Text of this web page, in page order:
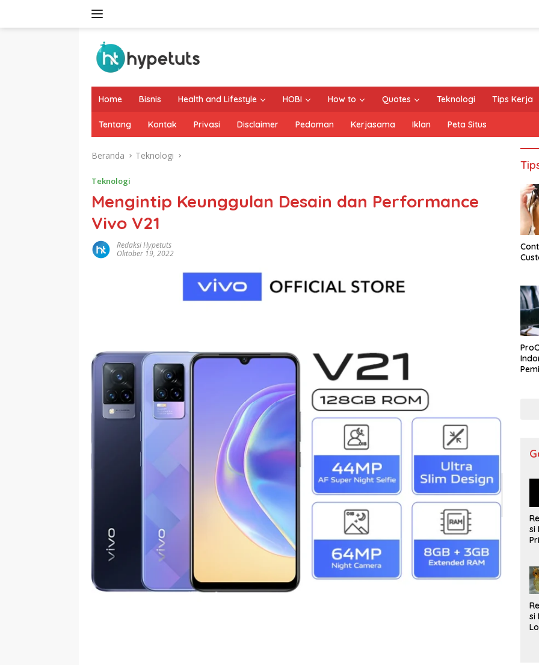
Home Bisnis Health and Lifestyle HOBI How to Quotes Teknologi Tips Kerja
Tentang Kontak Privasi Disclaimer Pedoman Kerjasama Iklan Peta Situs
Beranda Teknologi
Teknologi
Mengintip Keunggulan Desain dan Performance
Vivo V21
Redaksi Hypetuts
Oktober 19, 2022
si
si